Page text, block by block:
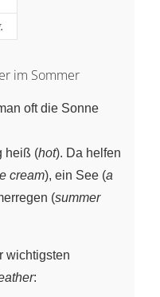
im Sommer
oft die Sonne
heiß (hot). Da helfen
cream), ein See (a
(summer
wichtigsten
: